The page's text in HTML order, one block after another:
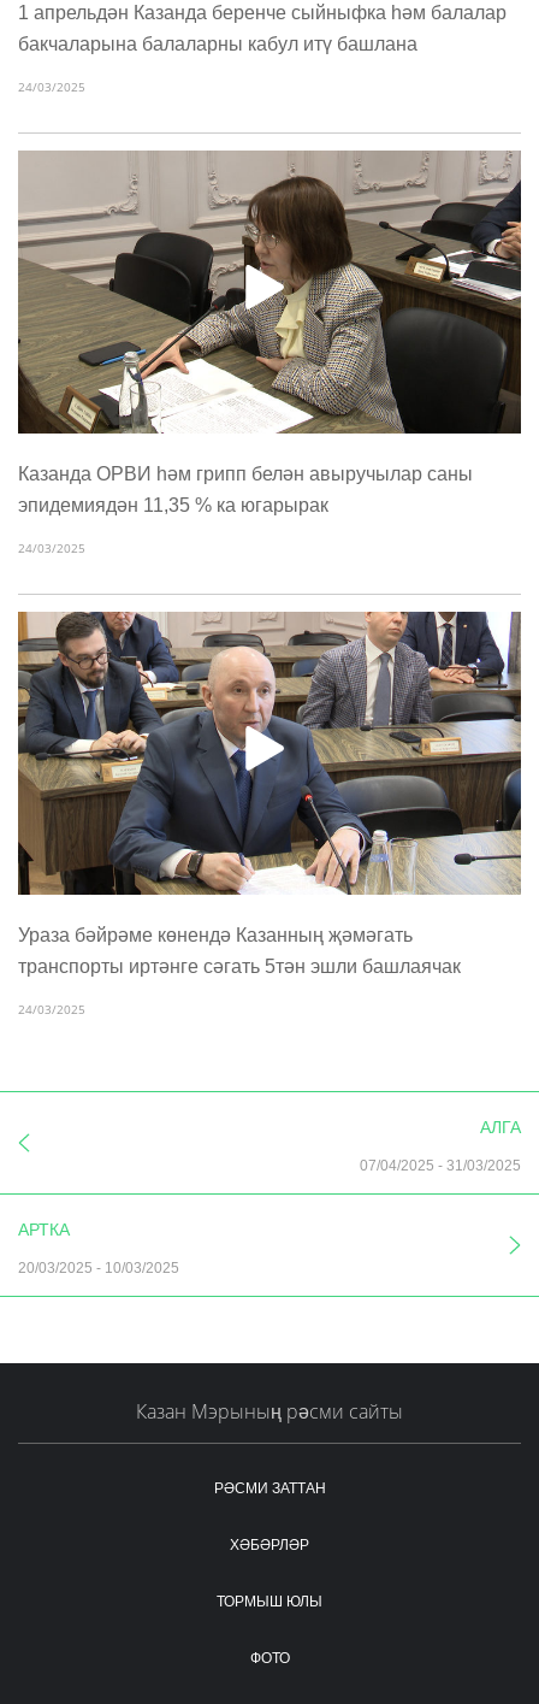
1 апрельдән Казанда беренче сыйныфка һәм балалар
бакчаларына балаларны кабул итү башлана
24/03/2025
Казанда ОРВИ һәм грипп белән авыручылар саны
эпидемиядән 11,35 % ка югарырак
24/03/2025
Ураза бәйрәме көнендә Казанның җәмәгать
транспорты иртәнге сәгать 5тән эшли башлаячак
24/03/2025
АЛГА
07/04/2025 - 31/03/2025
АРТКА
20/03/2025 - 10/03/2025
Казан Мэрының рәсми сайты
РӘСМИ ЗАТТАН
ХӘБӘРЛӘР
ТОРМЫШ ЮЛЫ
ФОТО